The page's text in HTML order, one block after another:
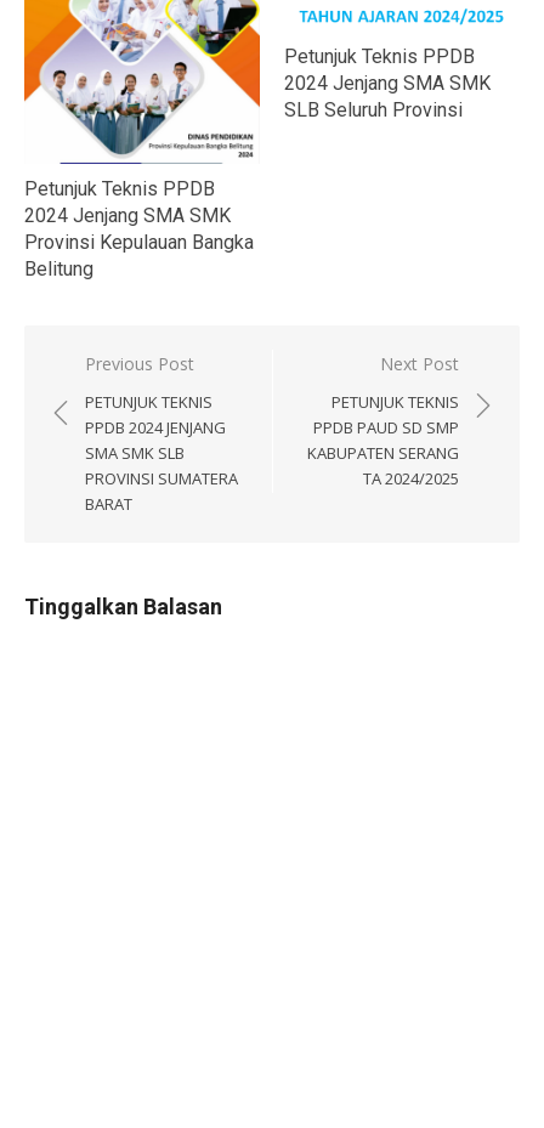
Petunjuk Teknis PPDB
2024 Jenjang SMA SMK
Provinsi Kepulauan Bangka
Belitung
Petunjuk Teknis PPDB
2024 Jenjang SMA SMK
SLB Seluruh Provinsi
Navigasi
pos
Previous Post
PETUNJUK TEKNIS
PPDB 2024 JENJANG
SMA SMK SLB
PROVINSI SUMATERA
BARAT
Next Post
PETUNJUK TEKNIS
PPDB PAUD SD SMP
KABUPATEN SERANG
TA 2024/2025
Tinggalkan Balasan